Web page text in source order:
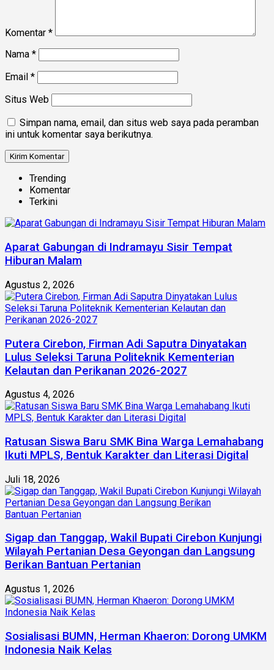
Komentar *
Nama *
Email *
Situs Web
Simpan nama, email, dan situs web saya pada peramban
ini untuk komentar saya berikutnya.
Trending
Komentar
Terkini
Aparat Gabungan di Indramayu Sisir Tempat
Hiburan Malam
Agustus 2, 2026
Putera Cirebon, Firman Adi Saputra Dinyatakan
Lulus Seleksi Taruna Politeknik Kementerian
Kelautan dan Perikanan 2026-2027
Agustus 4, 2026
Ratusan Siswa Baru SMK Bina Warga Lemahabang
Ikuti MPLS, Bentuk Karakter dan Literasi Digital
Juli 18, 2026
Sigap dan Tanggap, Wakil Bupati Cirebon Kunjungi
Wilayah Pertanian Desa Geyongan dan Langsung
Berikan Bantuan Pertanian
Agustus 1, 2026
Sosialisasi BUMN, Herman Khaeron: Dorong UMKM
Indonesia Naik Kelas